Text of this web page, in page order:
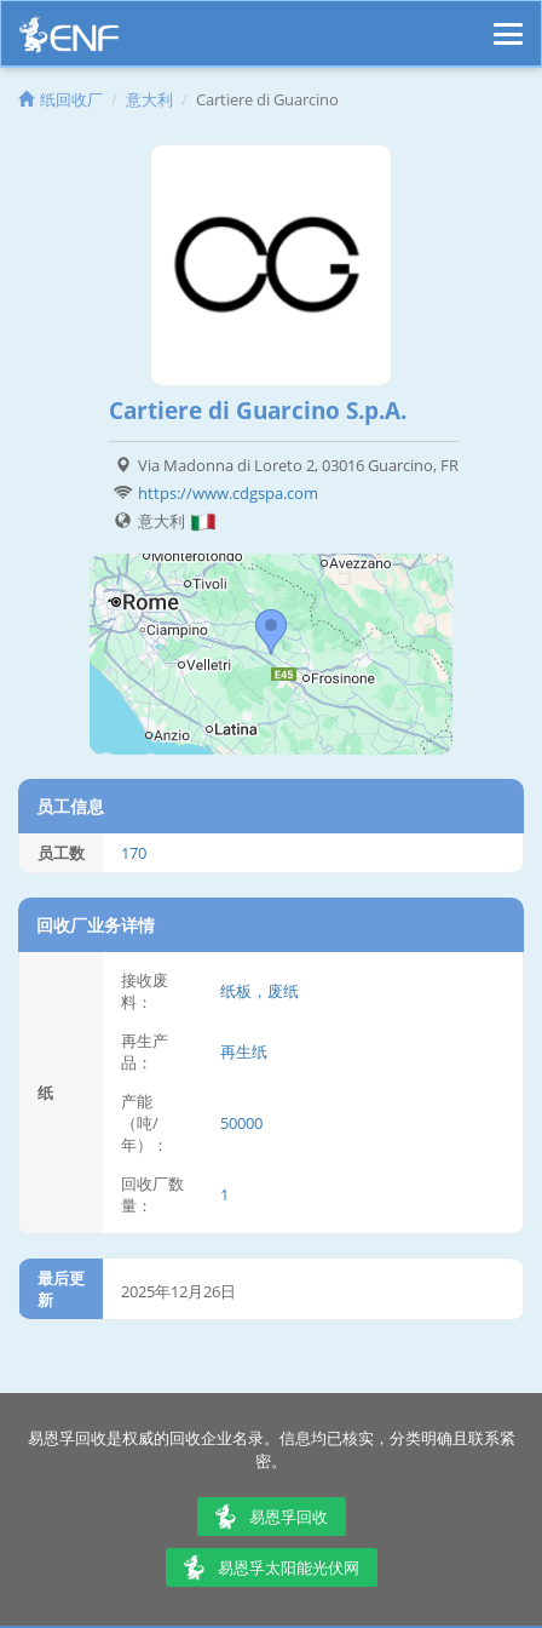
纸回收厂 意大利 Cartiere di Guarcino
Cartiere di Guarcino S.p.A.
Via Madonna di Loreto 2, 03016 Guarcino, FR
https://www.cdgspa.com
意大利
员工信息
员工数 170
回收厂业务详情
纸
接收废
料：
纸板，废纸
再生产
品：
再生纸
产能
（吨/
年）：
50000
回收厂数
量：
1
最后更
新
2025年12月26日
易恩孚回收是权威的回收企业名录。信息均已核实，分类明确且联系紧
密。
易恩孚回收
易恩孚太阳能光伏网